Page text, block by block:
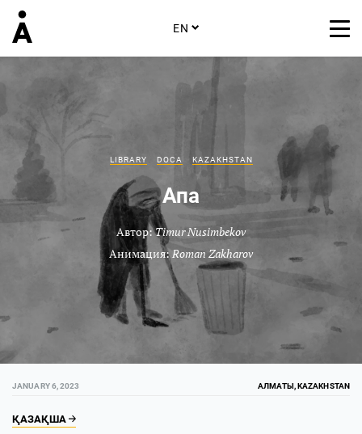
EN
LIBRARY DOCA KAZAKHSTAN
Апа
Автор:Timur Nusimbekov
Анимация:Roman Zakharov
JANUARY 6, 2023 АЛМАТЫ, KAZAKHSTAN
ҚАЗАҚША